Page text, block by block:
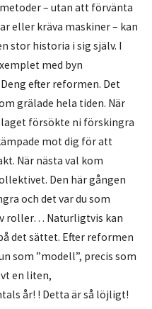
– utan att förvänta
eller kräva maskiner – kan
stor historia i sig själv. I
med byn
efter reformen. Det
grälade hela tiden. När
försökte ni förskingra
mot dig för att
När nästa val kom
Den här gången
och det var du som
roller… Naturligtvis kan
det sättet. Efter reformen
som ”modell”, precis som
en liten,
år! ! Detta är så löjligt!